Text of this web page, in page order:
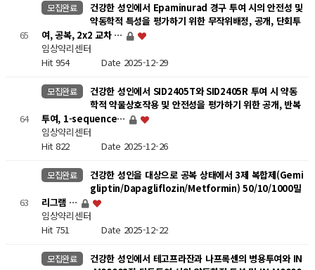
65
모집완료
건강한 성인에서 Epaminurad 경구 투여 시의 안전성 및
약동학적 특성을 평가하기 위한 무작위배정, 공개, 단회투
여, 공복, 2x2 교차 …
임상약리센터
Hit 954Date 2025-12-29
64
모집완료
건강한 성인에서 SID2405T와 SID2405R 투여 시 약동
학적 약물상호작용 및 안전성을 평가하기 위한 공개, 반복
투여, 1-sequence…
임상약리센터
Hit 822Date 2025-12-26
63
모집완료
건강한 성인을 대상으로 공복 상태에서 3제 복합제(Gemi
gliptin/Dapagliflozin/Metformin) 50/10/1000밀
리그램 …
임상약리센터
Hit 751Date 2025-12-22
모집완료
건강한 성인에서 테고프라잔과 나프록센의 병용투여와 IN